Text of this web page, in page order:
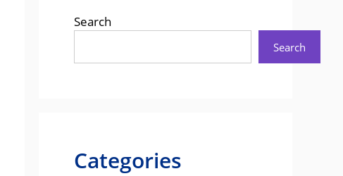
Search
Search
Categories